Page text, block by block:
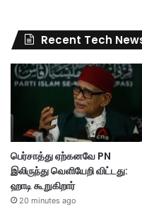
Recent Tech
பெர்சாத்து ஏற்கனவே PN
இலிருந்து வெளியேறி விட்டது:
ஹாடி கூறுகிறார்
20 minutes ago